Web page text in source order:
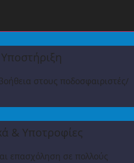
στους ποδοσφαιριστές/
& Υποτροφίες
επασχόληση σε πολλούς